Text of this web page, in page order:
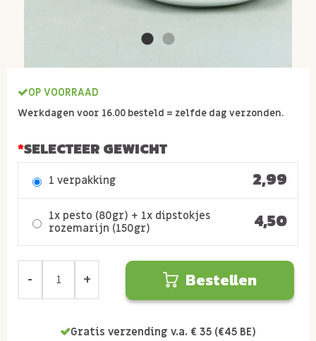
OP VOORRAAD
Werkdagen voor 16.00 besteld = zelfde dag verzonden.
SELECTEER GEWICHT
1 verpakking 2,99
1x pesto (80gr) + 1x dipstokjes
rozemarijn (150gr)
4,50
Bestellen
Gratis verzending v.a. € 35 (€45 BE)